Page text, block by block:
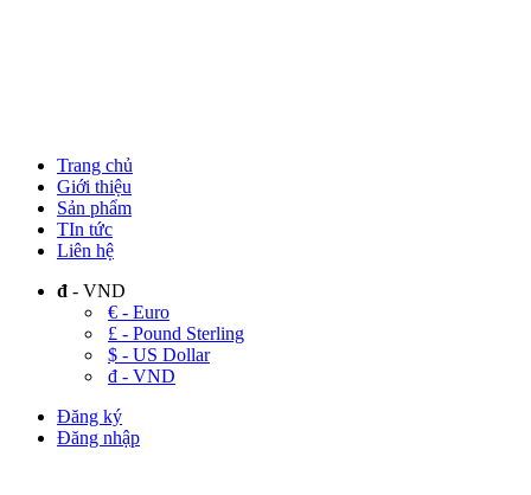
Trang chủ
Giới thiệu
Sản phẩm
TIn tức
Liên hệ
đ - VND
€ - Euro
£ - Pound Sterling
$ - US Dollar
đ - VND
Đăng ký
Đăng nhập